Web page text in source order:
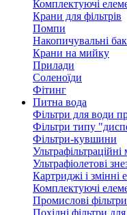
Комплектуючі
Крани для фільтрів
Помпи
Накопичувальні
Крани на мийку
Прилади
Соленоїди
Фітинг
Питна вода
Фільтри для води
Фільтри типу
Фільтри-кувшини
Ультрафіолетові
Картриджі і змінні
Комплектуючі
Промислові
Похідні фільтри